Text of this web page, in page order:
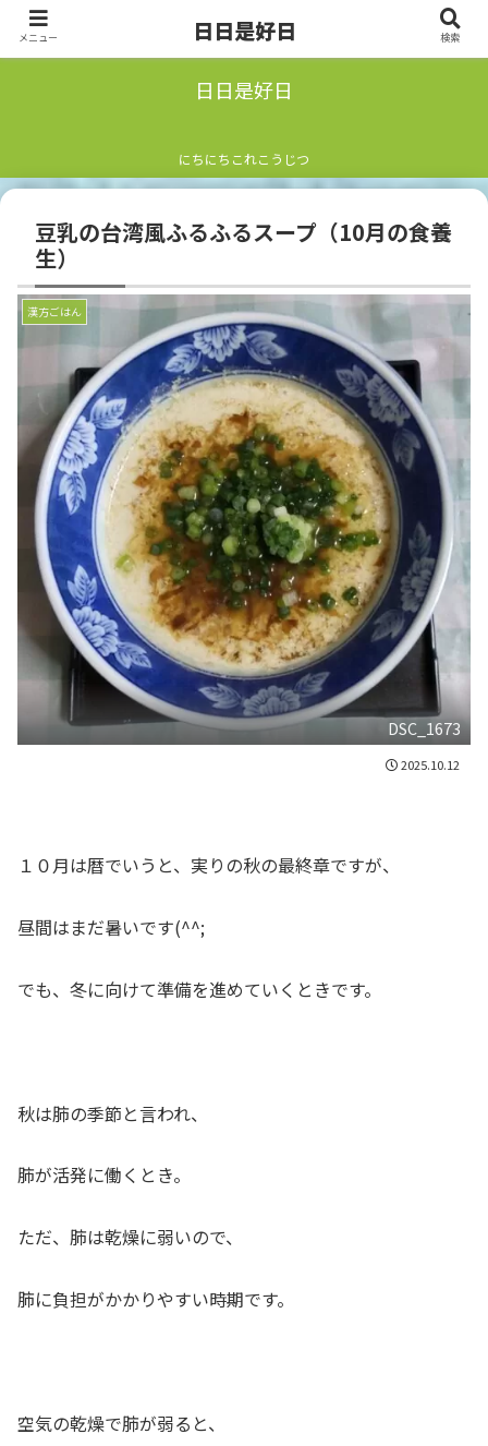
日日是好日
にちにちこれこうじつ
豆乳の台湾風ふるふるスープ（10月の食養
生）
漢方ごはん
DSC_1673
2025.10.12
１０月は暦でいうと、実りの秋の最終章ですが、
昼間はまだ暑いです(^^;
でも、冬に向けて準備を進めていくときです。
秋は肺の季節と言われ、
肺が活発に働くとき。
ただ、肺は乾燥に弱いので、
肺に負担がかかりやすい時期です。
空気の乾燥で肺が弱ると、
メニュー 日日是好日 検索